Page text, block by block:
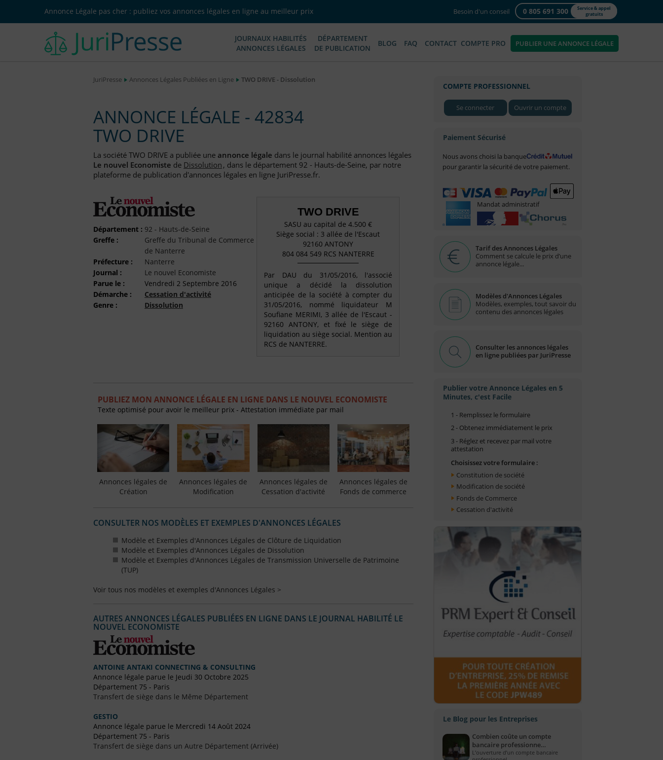
Annonce Légale pas cher : publiez vos annonces légales en ligne au meilleur prix Besoin d'un conseil 0 805 691 300
Service & appel
gratuits
JOURNAUX HABILITÉS
ANNONCES LÉGALES
DÉPARTEMENT
DE PUBLICATION
BLOG FAQ CONTACT COMPTE PRO PUBLIER UNE ANNONCE LÉGALE
JuriPresse Annonces Légales Publiées en Ligne TWO DRIVE - Dissolution
ANNONCE LÉGALE - 42834
TWO DRIVE
La société TWO DRIVE a publiée une annonce légale dans le journal habilité annonces légales
Le nouvel Economiste de Dissolution, dans le département 92 - Hauts-de-Seine, par notre
plateforme de publication d'annonces légales en ligne JuriPresse.fr.
Département : 92 - Hauts-de-Seine
Greffe :
Greffe du Tribunal de Commerce
de Nanterre
Préfecture :
Nanterre
Journal :
Le nouvel Economiste
Parue le :
Vendredi 2 Septembre 2016
Démarche :
Cessation d'activité
Genre :
Dissolution
TWO DRIVE
SASU au capital de 4.500 €
Siège social : 3 allée de l'Escaut
92160 ANTONY
804 084 549 RCS NANTERRE
Par DAU du 31/05/2016, l'associé
unique a décidé la dissolution
anticipée de la société à compter du
31/05/2016, nommé liquidateur M
Soufiane MERIMI, 3 allée de l'Escaut -
92160 ANTONY, et fixé le siège de
liquidation au siège social. Mention au
RCS de NANTERRE.
PUBLIEZ MON ANNONCE LÉGALE EN LIGNE DANS LE NOUVEL ECONOMISTE
Texte optimisé pour avoir le meilleur prix - Attestation immédiate par mail
Annonces légales de
Création
Annonces légales de
Modification
Annonces légales de
Cessation d'activité
Annonces légales de
Fonds de commerce
CONSULTER NOS MODÈLES ET EXEMPLES D'ANNONCES LÉGALES
Modèle et Exemples d'Annonces Légales de Clôture de Liquidation
Modèle et Exemples d'Annonces Légales de Dissolution
Modèle et Exemples d'Annonces Légales de Transmission Universelle de Patrimoine
(TUP)
Voir tous nos modèles et exemples d'Annonces Légales >
AUTRES ANNONCES LÉGALES PUBLIÉES EN LIGNE DANS LE JOURNAL HABILITÉ LE
NOUVEL ECONOMISTE
ANTOINE ANTAKI CONNECTING & CONSULTING
Annonce légale parue le Jeudi 30 Octobre 2025
Département 75 - Paris
Transfert de siège dans le Même Département
GESTIO
Annonce légale parue le Mercredi 14 Août 2024
Département 75 - Paris
Transfert de siège dans un Autre Département (Arrivée)
COMPTE PROFESSIONNEL
Se connecter Ouvrir un compte
Paiement Sécurisé
Nous avons choisi la banque
pour garantir la sécurité de votre paiement.
Mandat administratif
Tarif des Annonces Légales
Comment se calcule le prix d’une
annonce légale...
Modèles d'Annonces Légales
Modèles, exemples, tout savoir du
contenu des annonces légales
Consulter les annonces légales
en ligne publiées par JuriPresse
Publier votre Annonce Légales en 5
Minutes, c'est Facile
1 - Remplissez le formulaire
2 - Obtenez immédiatement le prix
3 - Réglez et recevez par mail votre
attestation
Choisissez votre formulaire :
Constitution de société
Modification de société
Fonds de Commerce
Cessation d'activité
Le Blog pour les Entreprises
Combien coûte un compte
bancaire professionne…
L’ouverture d’un compte bancaire